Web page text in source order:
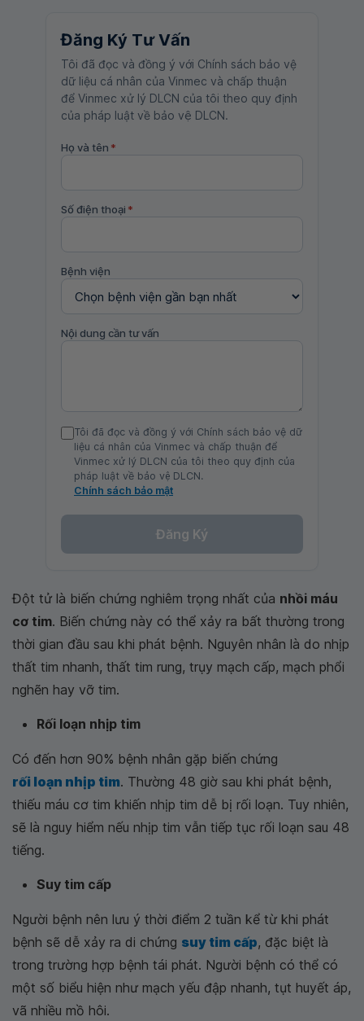
Đăng Ký Tư Vấn
Tôi đã đọc và đồng ý với Chính sách bảo vệ
dữ liệu cá nhân của Vinmec và chấp thuận
để Vinmec xử lý DLCN của tôi theo quy định
của pháp luật về bảo vệ DLCN.
Họ và tên *
Số điện thoại *
Bệnh viện
Nội dung cần tư vấn
Tôi đã đọc và đồng ý với Chính sách bảo vệ dữ
liệu cá nhân của Vinmec và chấp thuận để
Vinmec xử lý DLCN của tôi theo quy định của
pháp luật về bảo vệ DLCN.
Chính sách bảo mật
Đăng Ký
Đột tử là biến chứng nghiêm trọng nhất của nhồi máu
cơ tim. Biến chứng này có thể xảy ra bất thường trong
thời gian đầu sau khi phát bệnh. Nguyên nhân là do nhịp
thất tim nhanh, thất tim rung, trụy mạch cấp, mạch phổi
nghẽn hay vỡ tim.
Rối loạn nhịp tim
Có đến hơn 90% bệnh nhân gặp biến chứng
rối loạn nhịp tim. Thường 48 giờ sau khi phát bệnh,
thiếu máu cơ tim khiến nhịp tim dễ bị rối loạn. Tuy nhiên,
sẽ là nguy hiểm nếu nhịp tim vẫn tiếp tục rối loạn sau 48
tiếng.
Suy tim cấp
Người bệnh nên lưu ý thời điểm 2 tuần kể từ khi phát
bệnh sẽ dễ xảy ra di chứng suy tim cấp, đặc biệt là
trong trường hợp bệnh tái phát. Người bệnh có thể có
một số biểu hiện như mạch yếu đập nhanh, tụt huyết áp,
vã nhiều mồ hôi.